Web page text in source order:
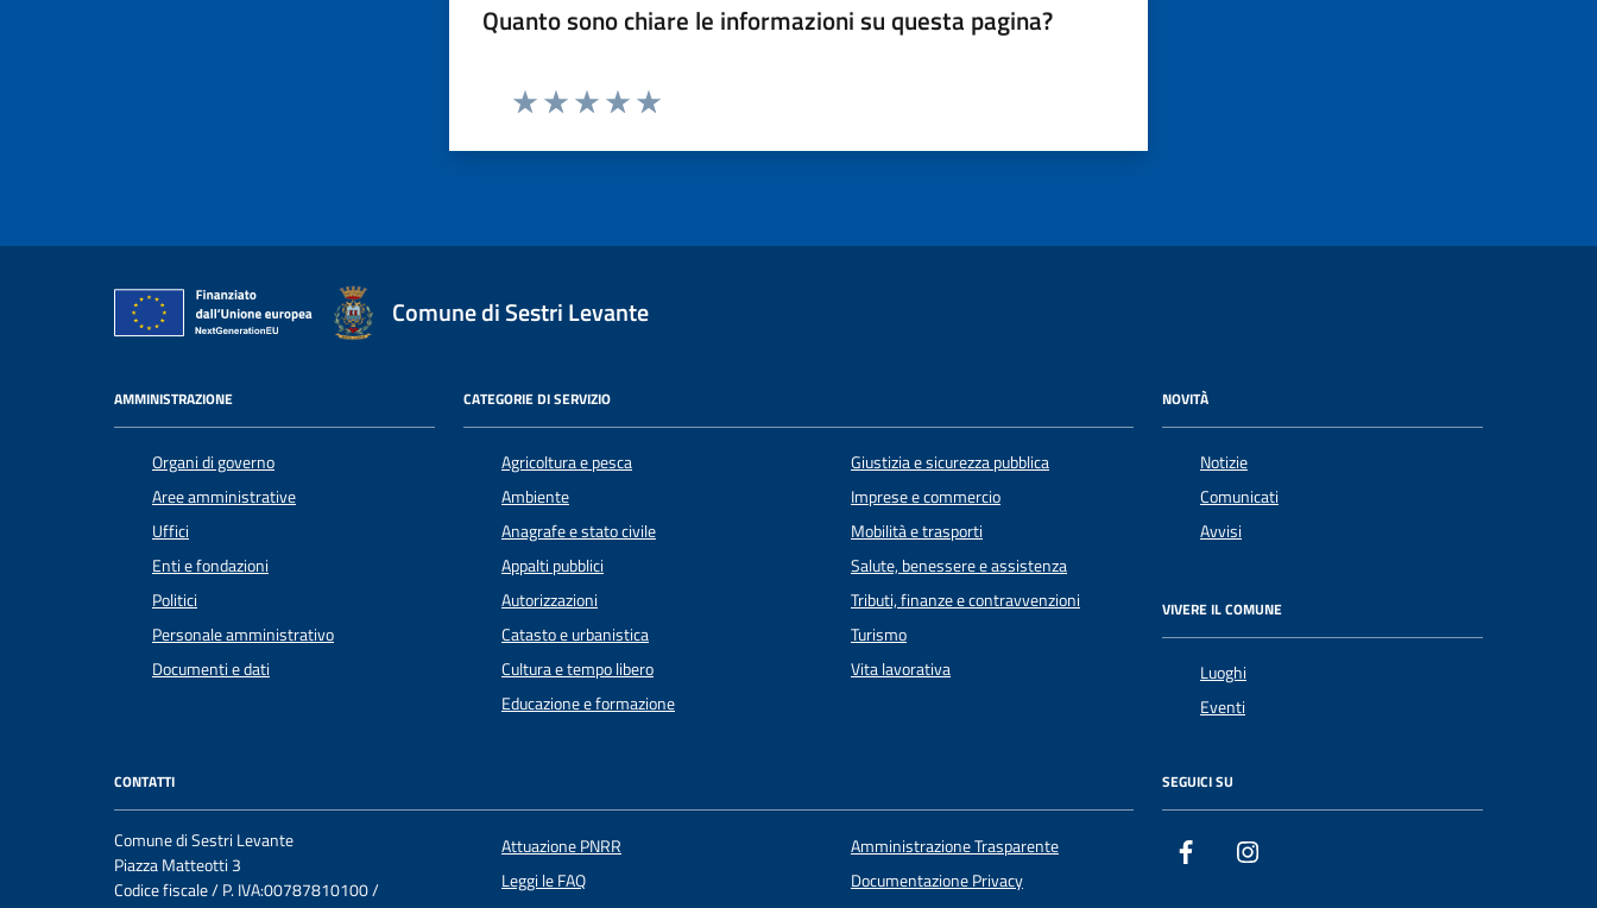
Quanto sono chiare le informazioni su questa pagina?
Comune di Sestri Levante
AMMINISTRAZIONE
Organi di governo
Aree amministrative
Uffici
Enti e fondazioni
Politici
Personale amministrativo
Documenti e dati
CATEGORIE DI SERVIZIO
Agricoltura e pesca
Ambiente
Anagrafe e stato civile
Appalti pubblici
Autorizzazioni
Catasto e urbanistica
Cultura e tempo libero
Educazione e formazione
Giustizia e sicurezza pubblica
Imprese e commercio
Mobilità e trasporti
Salute, benessere e assistenza
Tributi, finanze e contravvenzioni
Turismo
Vita lavorativa
NOVITÀ
Notizie
Comunicati
Avvisi
VIVERE IL COMUNE
Luoghi
Eventi
CONTATTI
Comune di Sestri Levante
Piazza Matteotti 3
Codice fiscale / P. IVA:00787810100 /
Attuazione PNRR
Leggi le FAQ
Amministrazione Trasparente
Documentazione Privacy
SEGUICI SU
Facebook